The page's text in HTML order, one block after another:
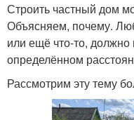
Строить частный дом
Объясняем, почему.
или ещё что-то, должно
определённом
Рассмотрим эту тему